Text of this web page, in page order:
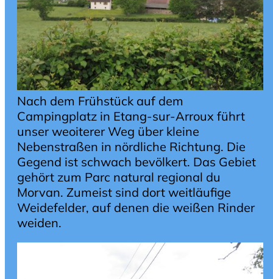
Nach dem Frühstück auf dem
Campingplatz in Etang-sur-Arroux führt
unser weoiterer Weg über kleine
Nebenstraßen in nördliche Richtung. Die
Gegend ist schwach bevölkert. Das Gebiet
gehört zum Parc natural regional du
Morvan. Zumeist sind dort weitläufige
Weidefelder, auf denen die weißen Rinder
weiden.